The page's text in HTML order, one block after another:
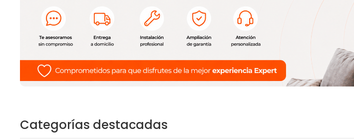
Categorías destacadas